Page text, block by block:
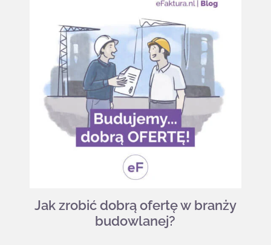
Jak zrobić dobrą ofertę w branży
budowlanej?